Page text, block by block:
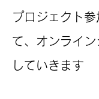
プロジェクト
て、オンライ
していきます